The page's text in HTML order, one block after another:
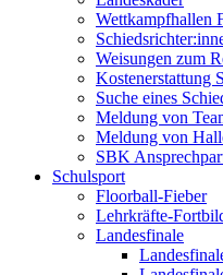
Wettkampfhallen
Weisungen zum
Kostenerstattung
Suche eines
Meldung von
Meldung von
SBK
Schulsport
Floorball-Fieber
Lehrkräfte-
Landesfinale